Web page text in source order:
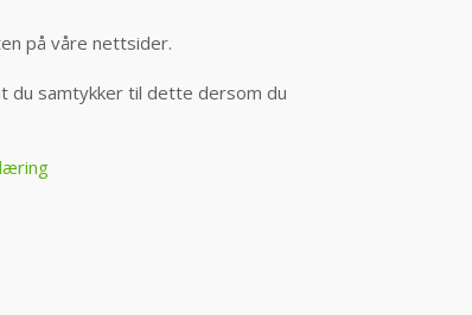
på våre nettsider.
du samtykker til dette dersom du